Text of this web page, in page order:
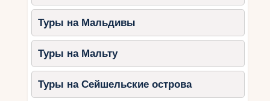
Туры на Мальдивы
Туры на Мальту
Туры на Сейшельские острова